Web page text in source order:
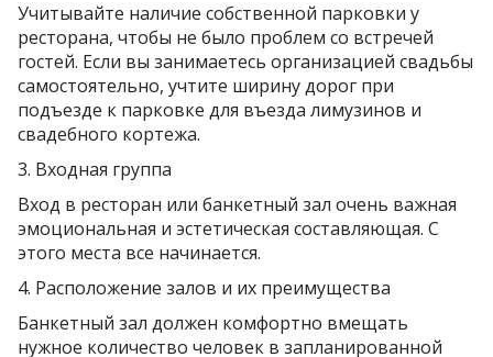
Учитывайте наличие собственной парковки у
ресторана, чтобы не было проблем со встречей
гостей. Если вы занимаетесь организацией свадьбы
самостоятельно, учтите ширину дорог при
подъезде к парковке для въезда лимузинов и
свадебного кортежа.
3. Входная группа
Вход в ресторан или банкетный зал очень важная
эмоциональная и эстетическая составляющая. С
этого места все начинается.
4. Расположение залов и их преимущества
Банкетный зал должен комфортно вмещать
нужное количество человек в запланированной